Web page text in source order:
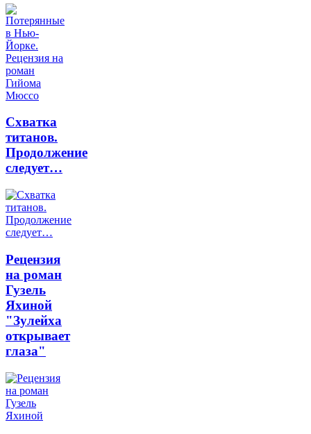
Схватка
титанов.
Продолжение
следует…
Рецензия
на роман
Гузель
Яхиной
"Зулейха
открывает
глаза"